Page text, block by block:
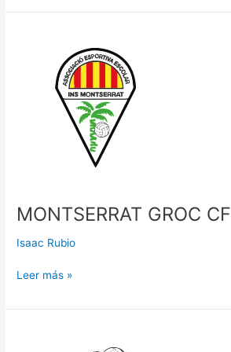
MONTSERRAT GROC CF
Isaac Rubio
Leer más »